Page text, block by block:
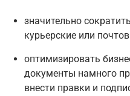
значительно
курьерские или
оптимизировать
документы намного
внести правки и